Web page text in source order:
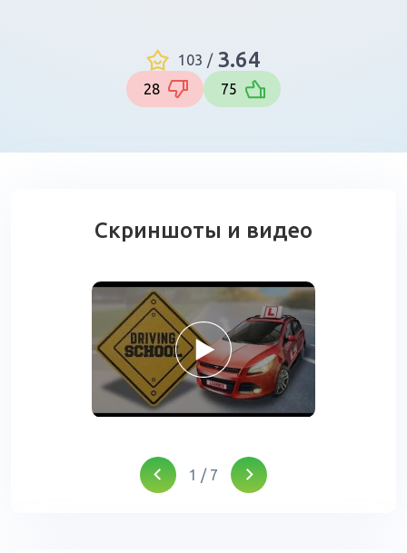
103 / 3.64
28 75
Скриншоты и видео
1 / 7